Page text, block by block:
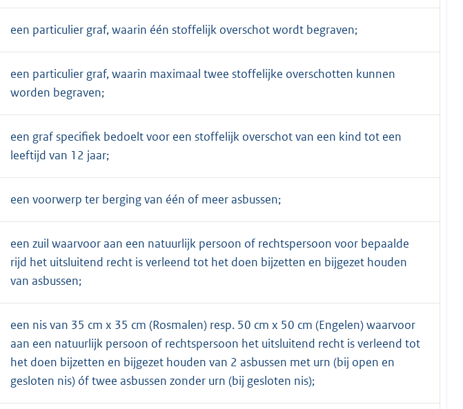
een particulier graf, waarin één stoffelijk overschot wordt begraven;
een particulier graf, waarin maximaal twee stoffelijke overschotten kunnen
worden begraven;
een graf specifiek bedoelt voor een stoffelijk overschot van een kind tot een
leeftijd van 12 jaar;
een voorwerp ter berging van één of meer asbussen;
een zuil waarvoor aan een natuurlijk persoon of rechtspersoon voor bepaalde
rijd het uitsluitend recht is verleend tot het doen bijzetten en bijgezet houden
van asbussen;
een nis van 35 cm x 35 cm (Rosmalen) resp. 50 cm x 50 cm (Engelen) waarvoor
aan een natuurlijk persoon of rechtspersoon het uitsluitend recht is verleend tot
het doen bijzetten en bijgezet houden van 2 asbussen met urn (bij open en
gesloten nis) óf twee asbussen zonder urn (bij gesloten nis);